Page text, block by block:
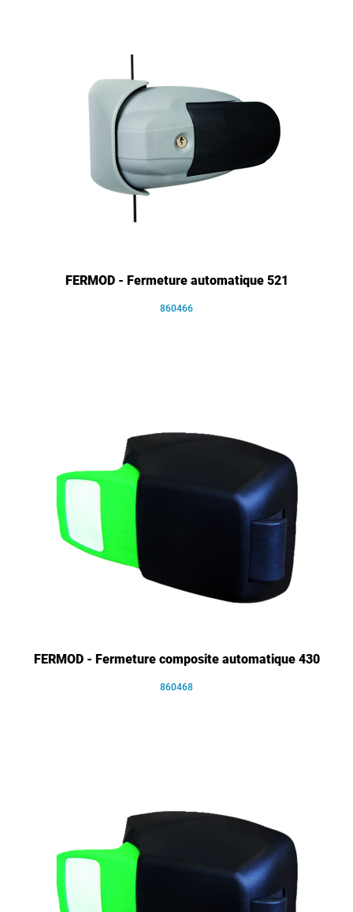
FERMOD - Fermeture automatique 521
860466
FERMOD - Fermeture composite automatique 430
860468